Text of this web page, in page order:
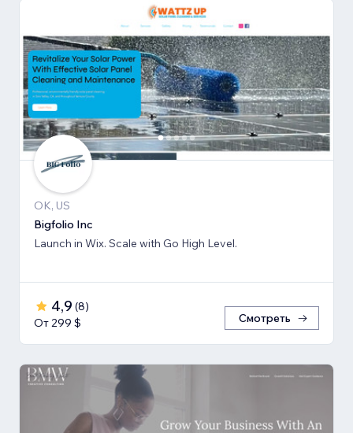
OK, US
Bigfolio Inc
Launch in Wix. Scale with Go High Level.
4,9 (8)
От 299 $
Смотреть